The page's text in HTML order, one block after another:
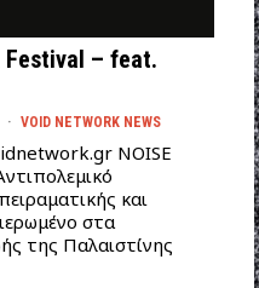
Festival – feat.
· VOID NETWORK NEWS
NOISE
και
στα
της Παλαιστίνης